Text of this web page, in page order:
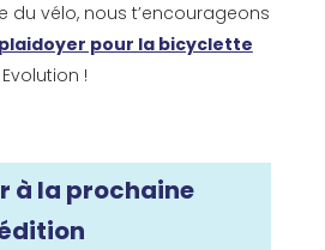
du vélo, nous t’encourageons
plaidoyer pour la bicyclette
!
à la prochaine